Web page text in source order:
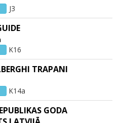
J3
K16
TRAPANI
K14a
GODA